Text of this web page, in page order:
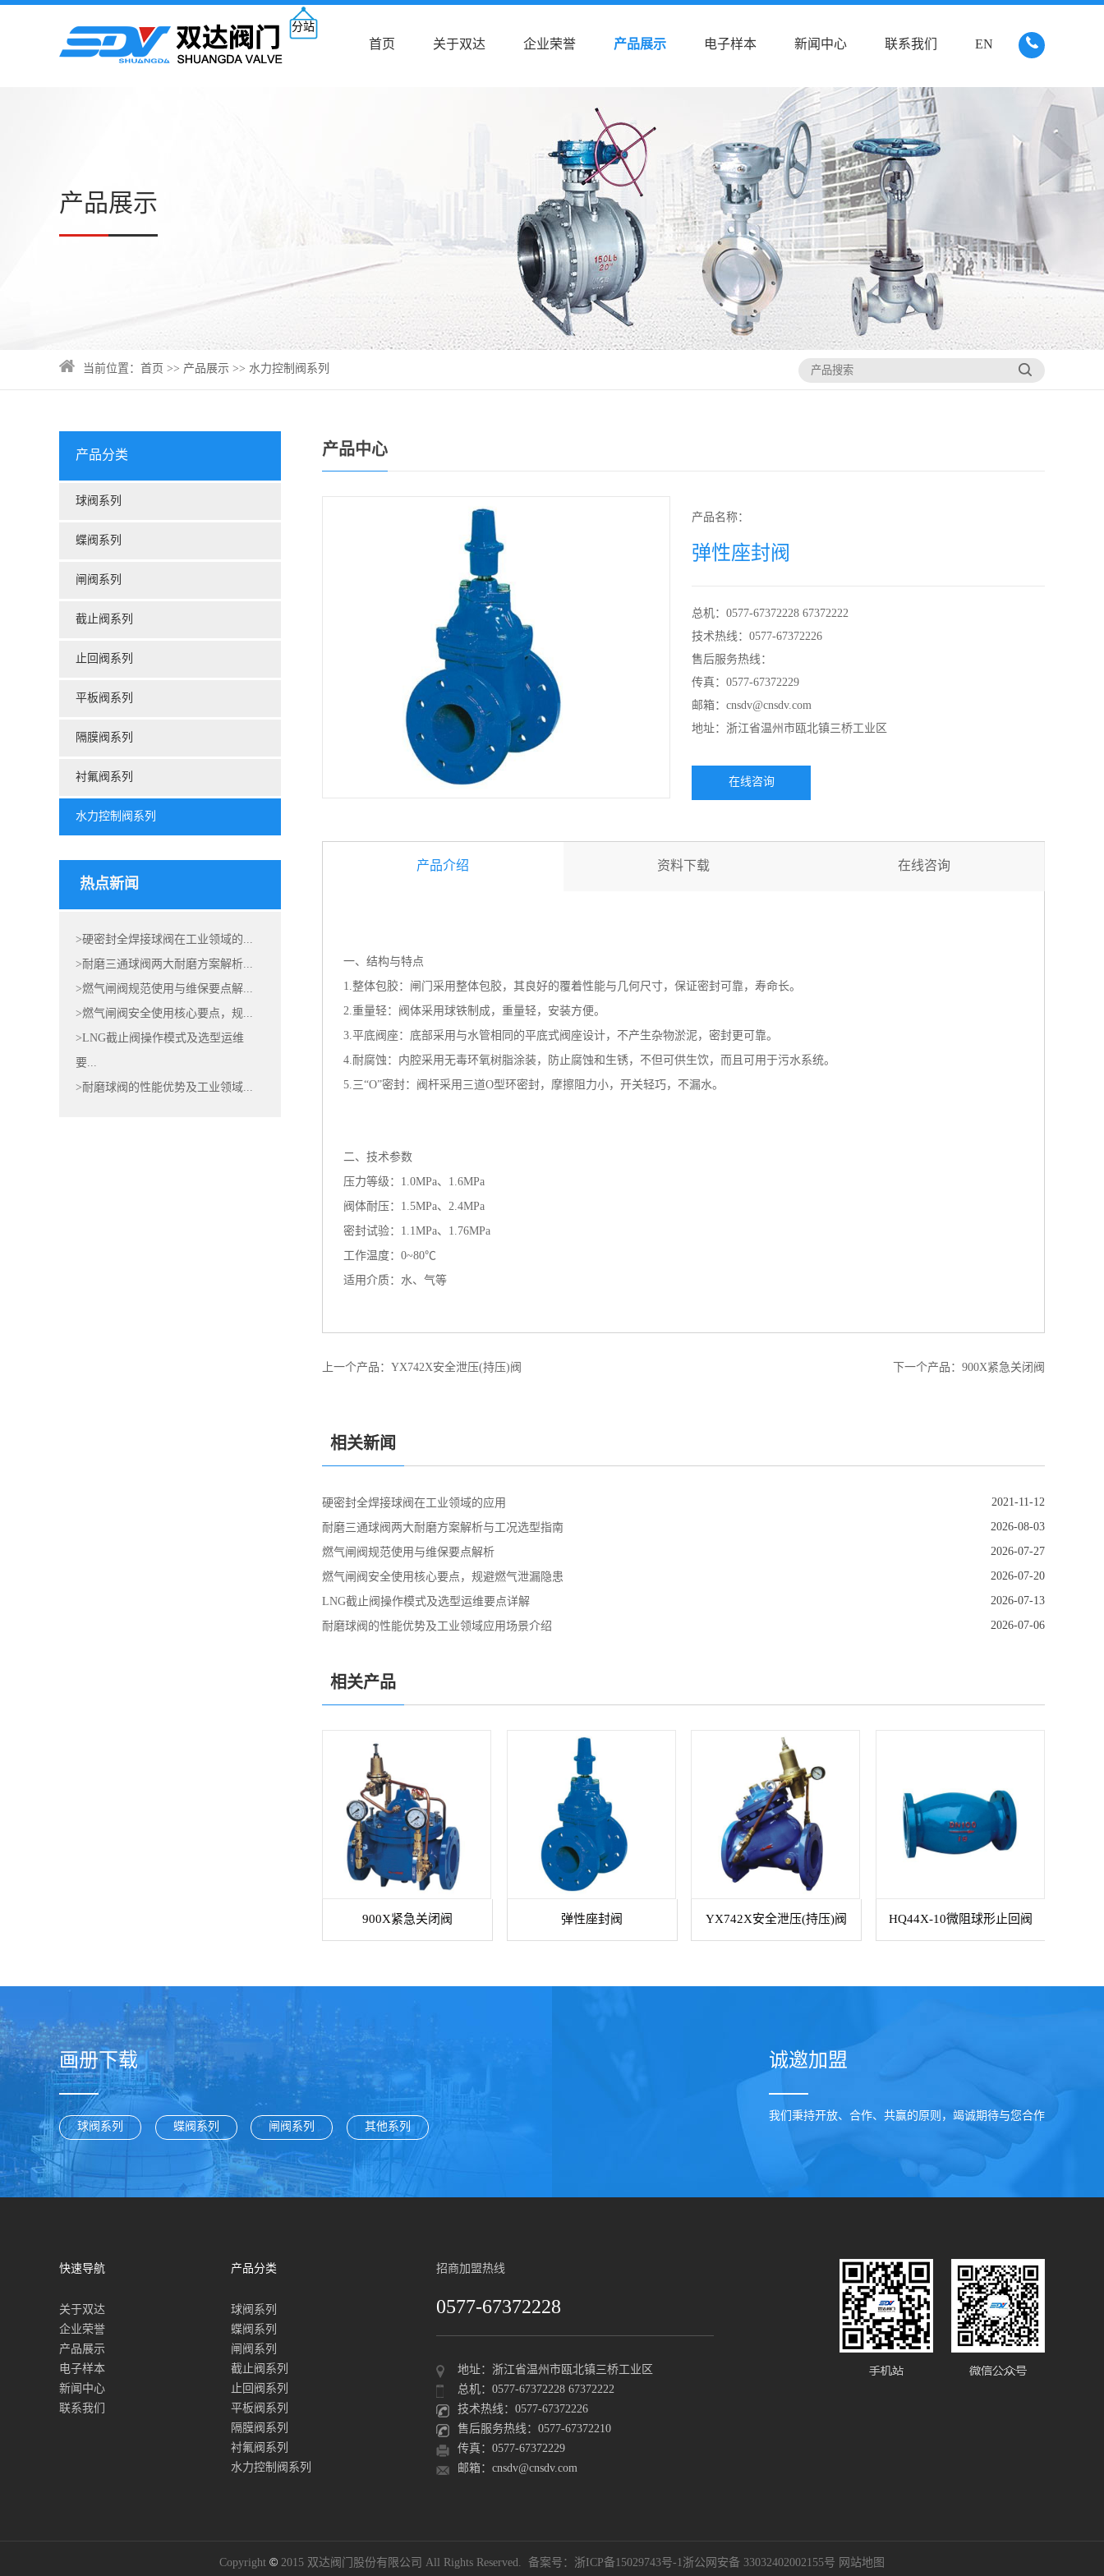
分站
首页 关于双达 企业荣誉 产品展示 电子样本 新闻中心 联系我们 EN
产品展示
当前位置： 首页 >> 产品展示 >> 水力控制阀系列
产品分类
球阀系列
蝶阀系列
闸阀系列
截止阀系列
止回阀系列
平板阀系列
隔膜阀系列
衬氟阀系列
水力控制阀系列
热点新闻
>硬密封全焊接球阀在工业领域的...
>耐磨三通球阀两大耐磨方案解析...
>燃气闸阀规范使用与维保要点解...
>燃气闸阀安全使用核心要点，规...
>LNG截止阀操作模式及选型运维
要...
>耐磨球阀的性能优势及工业领域...
产品中心
产品名称：
弹性座封阀
总机：0577-67372228 67372222
技术热线：0577-67372226
售后服务热线：
传真：0577-67372229
邮箱：cnsdv@cnsdv.com
地址：浙江省温州市瓯北镇三桥工业区
在线咨询
产品介绍 资料下载 在线咨询
一、结构与特点
1.整体包胶：闸门采用整体包胶，其良好的覆着性能与几何尺寸，保证密封可靠，寿命长。
2.重量轻：阀体采用球铁制成，重量轻，安装方便。
3.平底阀座：底部采用与水管相同的平底式阀座设计，不产生杂物淤泥，密封更可靠。
4.耐腐蚀：内腔采用无毒环氧树脂涂装，防止腐蚀和生锈，不但可供生饮，而且可用于污水系统。
5.三“O”密封：阀杆采用三道O型环密封，摩擦阻力小，开关轻巧，不漏水。
二、技术参数
压力等级：1.0MPa、1.6MPa
阀体耐压：1.5MPa、2.4MPa
密封试验：1.1MPa、1.76MPa
工作温度：0~80℃
适用介质：水、气等
上一个产品： YX742X安全泄压(持压)阀 下一个产品： 900X紧急关闭阀
相关新闻
硬密封全焊接球阀在工业领域的应用 2021-11-12
耐磨三通球阀两大耐磨方案解析与工况选型指南 2026-08-03
燃气闸阀规范使用与维保要点解析 2026-07-27
燃气闸阀安全使用核心要点，规避燃气泄漏隐患 2026-07-20
LNG截止阀操作模式及选型运维要点详解 2026-07-13
耐磨球阀的性能优势及工业领域应用场景介绍 2026-07-06
相关产品
900X紧急关闭阀 弹性座封阀 YX742X安全泄压(持压)阀 HQ44X-10微阻球形止回阀
画册下载
球阀系列 蝶阀系列 闸阀系列 其他系列
诚邀加盟
我们秉持开放、合作、共赢的原则，竭诚期待与您合作
快速导航
关于双达
企业荣誉
产品展示
电子样本
新闻中心
联系我们
产品分类
球阀系列
蝶阀系列
闸阀系列
截止阀系列
止回阀系列
平板阀系列
隔膜阀系列
衬氟阀系列
水力控制阀系列
招商加盟热线
0577-67372228
地址：浙江省温州市瓯北镇三桥工业区
总机：0577-67372228 67372222
技术热线：0577-67372226
售后服务热线：0577-67372210
传真：0577-67372229
邮箱：cnsdv@cnsdv.com
Copyright © 2015 双达阀门股份有限公司 All Rights Reserved. 备案号： 浙ICP备15029743号-1浙公网安备 33032402002155号 网站地图